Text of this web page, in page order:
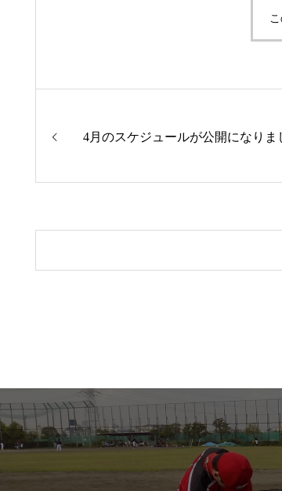
4月のスケジュールが公開になりま